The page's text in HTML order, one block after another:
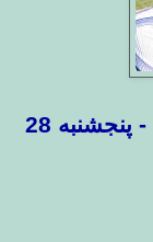
حقوق بشر در هفته ای که گذشت - پنجشنبه 28